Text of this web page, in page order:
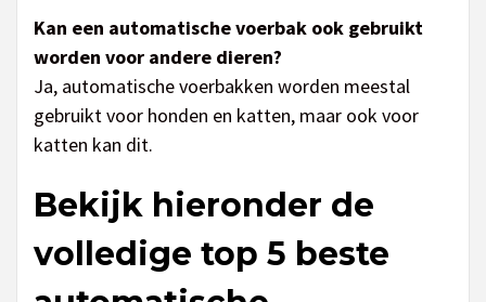
Kan een automatische voerbak ook gebruikt
worden voor andere dieren?
Ja, automatische voerbakken worden meestal
gebruikt voor honden en katten, maar ook voor
katten kan dit.
Bekijk hieronder de
volledige top 5 beste